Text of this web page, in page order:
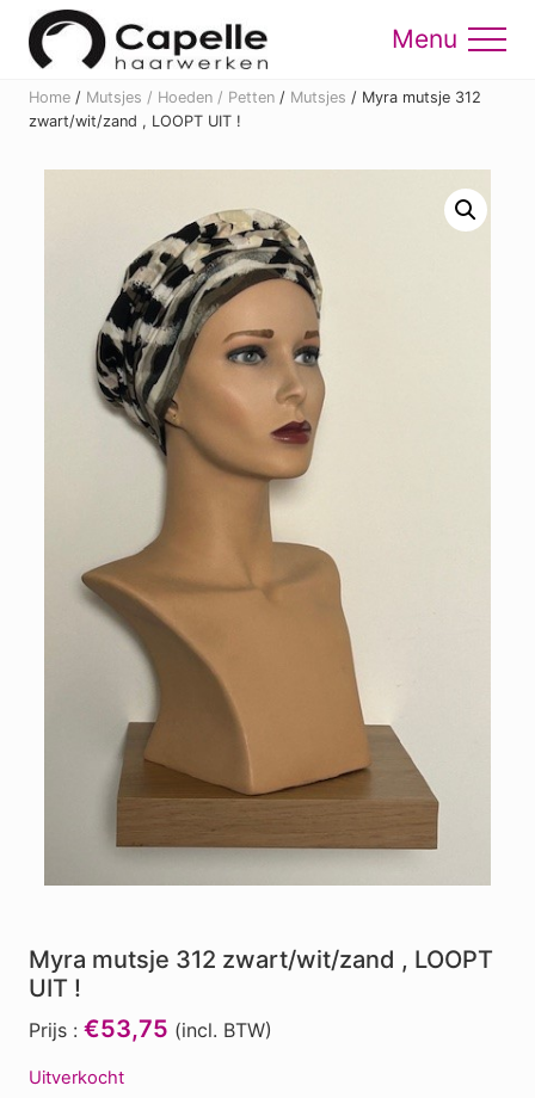
Menu
Skip
content
Skip
Menu
Home / Mutsjes / Hoeden / Petten / Mutsjes / Myra mutsje 312
zwart/wit/zand , LOOPT UIT !
Myra mutsje 312 zwart/wit/zand , LOOPT
UIT !
Prijs : €53,75 (incl. BTW)
Uitverkocht